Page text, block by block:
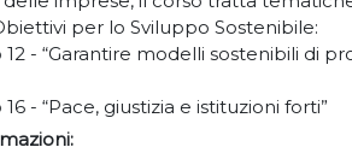
per lo Sviluppo Sostenibile:
- “Garantire modelli sostenibili di
- “Pace, giustizia e istituzioni forti”